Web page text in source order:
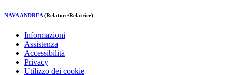
NAVA ANDREA (Relatore/Relatrice)
Informazioni
Assistenza
Accessibilità
Privacy
Utilizzo dei cookie